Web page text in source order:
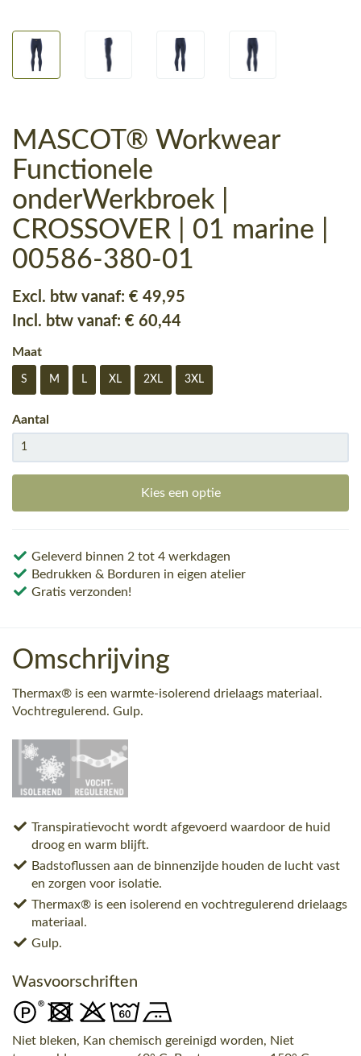
MASCOT® Workwear
Functionele
onderWerkbroek |
CROSSOVER | 01 marine |
00586-380-01
Excl. btw vanaf: € 49,95
Incl. btw vanaf: € 60,44
Maat
S M L XL 2XL 3XL
Aantal
Kies een optie
Geleverd binnen 2 tot 4 werkdagen
Bedrukken & Borduren in eigen atelier
Gratis verzonden!
Omschrijving
Thermax® is een warmte-isolerend drielaags materiaal.
Vochtregulerend. Gulp.
Transpiratievocht wordt afgevoerd waardoor de huid
droog en warm blijft.
Badstoflussen aan de binnenzijde houden de lucht vast
en zorgen voor isolatie.
Thermax® is een isolerend en vochtregulerend drielaags
materiaal.
Gulp.
Wasvoorschriften
Niet bleken, Kan chemisch gereinigd worden, Niet